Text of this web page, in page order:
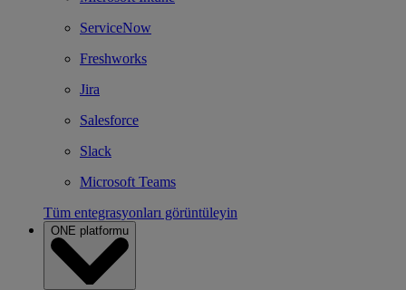
ServiceNow
Freshworks
Jira
Salesforce
Slack
Microsoft Teams
Tüm entegrasyonları görüntüleyin
ONE platformu